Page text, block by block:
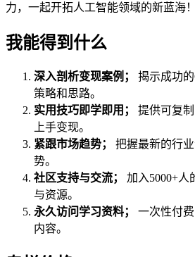
力，一起开拓人工智能领域的新蓝海！
我能得到什么
深入剖析变现案例；
揭示成功
策略和思路。
实用技巧即学即用；
提供可复
上手变现。
紧跟市场趋势；
把握最新的行
势。
社区支持与交流；
加入5000+人
与资源。
永久访问学习资料；
一次性付
内容。